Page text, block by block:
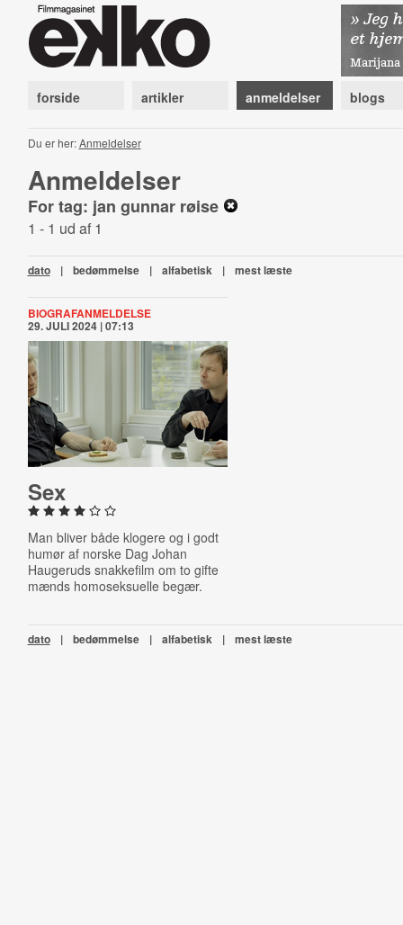
forside artikler anmeldelser blogs
Du er her:Anmeldelser
Anmeldelser
For tag: jan gunnar røise
1 - 1 ud af 1
dato | bedømmelse | alfabetisk | mest læste
BIOGRAFANMELDELSE
29. JULI 2024 | 07:13
Sex
Man bliver både klogere og i godt
humør af norske Dag Johan
Haugeruds snakkefilm om to gifte
mænds homoseksuelle begær.
dato | bedømmelse | alfabetisk | mest læste